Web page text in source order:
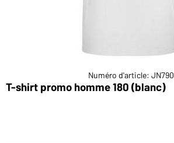
Numéro d'article: JN790
T-shirt promo homme 180 (blanc)